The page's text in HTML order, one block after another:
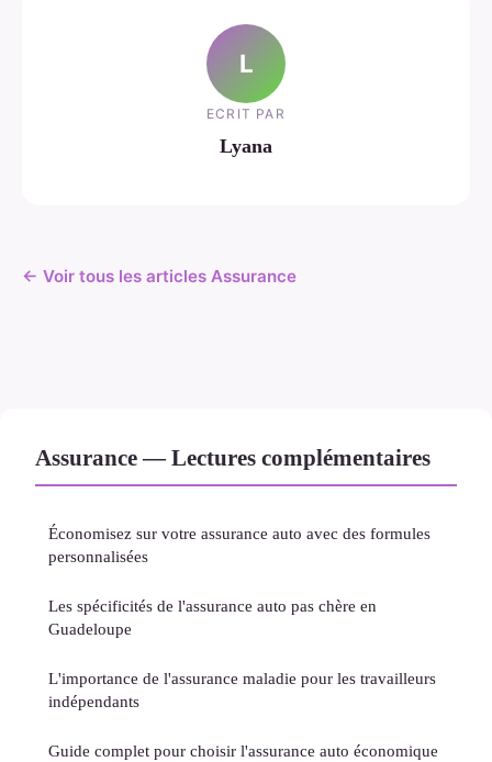
L
ECRIT PAR
Lyana
← Voir tous les articles Assurance
Assurance — Lectures complémentaires
Économisez sur votre assurance auto avec des formules
personnalisées
Les spécificités de l'assurance auto pas chère en
Guadeloupe
L'importance de l'assurance maladie pour les travailleurs
indépendants
Guide complet pour choisir l'assurance auto économique